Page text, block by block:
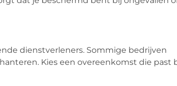
dienstverleners. Sommige bedrijven
Kies een overeenkomst die past